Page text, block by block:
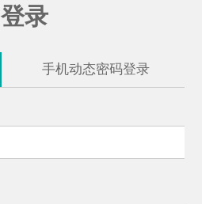
登录
手机动态密码登录